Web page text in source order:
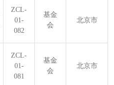
ZCL-
01-
082
基金
会
北京市
ZCL-
01-
081
基金
会
北京市